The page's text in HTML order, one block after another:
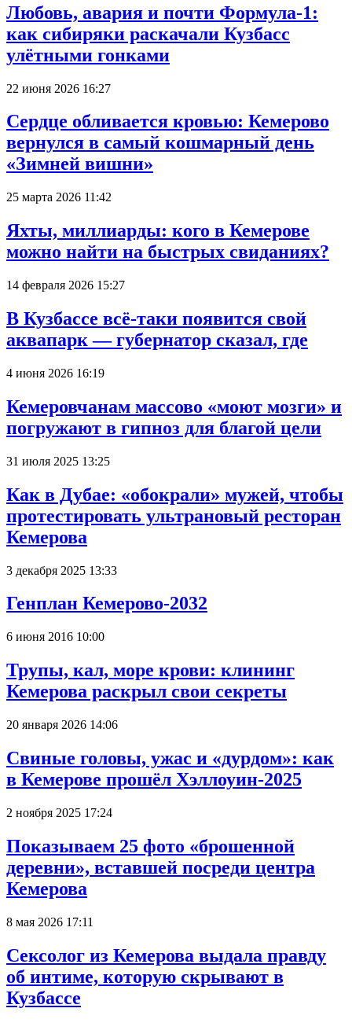
Любовь, авария и почти Формула-1:
как сибиряки раскачали Кузбасс
улётными гонками
22 июня 2026 16:27
Сердце обливается кровью: Кемерово
вернулся в самый кошмарный день
«Зимней вишни»
25 марта 2026 11:42
Яхты, миллиарды: кого в Кемерове
можно найти на быстрых свиданиях?
14 февраля 2026 15:27
В Кузбассе всё-таки появится свой
аквапарк — губернатор сказал, где
4 июня 2026 16:19
Кемеровчанам массово «моют мозги» и
погружают в гипноз для благой цели
31 июля 2025 13:25
Как в Дубае: «обокрали» мужей, чтобы
протестировать ультрановый ресторан
Кемерова
3 декабря 2025 13:33
Генплан Кемерово-2032
6 июня 2016 10:00
Трупы, кал, море крови: клининг
Кемерова раскрыл свои секреты
20 января 2026 14:06
Свиные головы, ужас и «дурдом»: как
в Кемерове прошёл Хэллоуин-2025
2 ноября 2025 17:24
Показываем 25 фото «брошенной
деревни», вставшей посреди центра
Кемерова
8 мая 2026 17:11
Сексолог из Кемерова выдала правду
об интиме, которую скрывают в
Кузбассе